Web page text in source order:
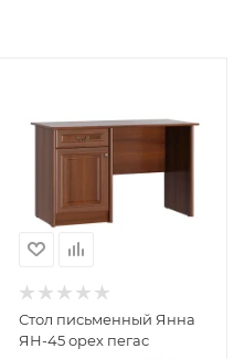
Стол письменный Янна
ЯН-45 орех пегас